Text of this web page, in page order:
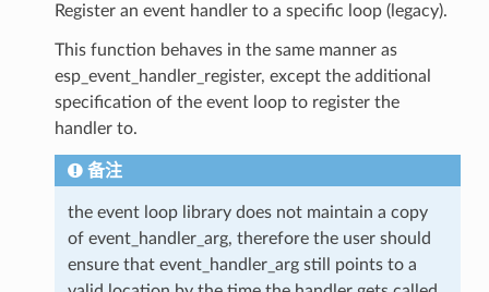
Register an event handler to a specific loop (legacy).
This function behaves in the same manner as
esp_event_handler_register, except the additional
specification of the event loop to register the
handler to.
备注
the event loop library does not maintain a copy
of event_handler_arg, therefore the user should
ensure that event_handler_arg still points to a